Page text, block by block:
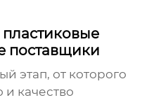
пластиковые
поставщики
этап, от которого
и качество